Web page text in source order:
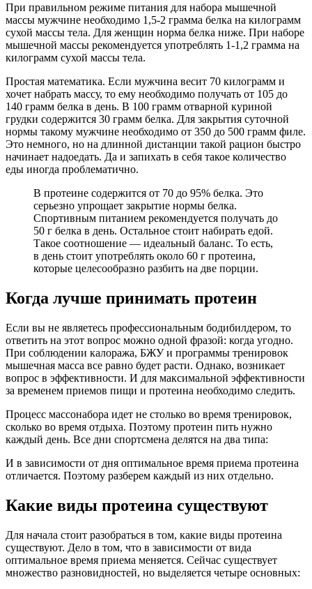
При правильном режиме питания для набора мышечной
массы мужчине необходимо 1,5-2 грамма белка на килограмм
сухой массы тела. Для женщин норма белка ниже. При наборе
мышечной массы рекомендуется употреблять 1-1,2 грамма на
килограмм сухой массы тела.
Простая математика. Если мужчина весит 70 килограмм и
хочет набрать массу, то ему необходимо получать от 105 до
140 грамм белка в день. В 100 грамм отварной куриной
грудки содержится 30 грамм белка. Для закрытия суточной
нормы такому мужчине необходимо от 350 до 500 грамм филе.
Это немного, но на длинной дистанции такой рацион быстро
начинает надоедать. Да и запихать в себя такое количество
еды иногда проблематично.
В протеине содержится от 70 до 95% белка. Это
серьезно упрощает закрытие нормы белка.
Спортивным питанием рекомендуется получать до
50 г белка в день. Остальное стоит набирать едой.
Такое соотношение — идеальный баланс. То есть,
в день стоит употреблять около 60 г протеина,
которые целесообразно разбить на две порции.
Когда лучше принимать протеин
Если вы не являетесь профессиональным бодибилдером, то
ответить на этот вопрос можно одной фразой: когда угодно.
При соблюдении калоража, БЖУ и программы тренировок
мышечная масса все равно будет расти. Однако, возникает
вопрос в эффективности. И для максимальной эффективности
за временем приемов пищи и протеина необходимо следить.
Процесс массонабора идет не столько во время тренировок,
сколько во время отдыха. Поэтому протеин пить нужно
каждый день. Все дни спортсмена делятся на два типа:
И в зависимости от дня оптимальное время приема протеина
отличается. Поэтому разберем каждый из них отдельно.
Какие виды протеина существуют
Для начала стоит разобраться в том, какие виды протеина
существуют. Дело в том, что в зависимости от вида
оптимальное время приема меняется. Сейчас существует
множество разновидностей, но выделяется четыре основных: